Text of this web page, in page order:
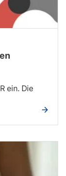
ein. Die